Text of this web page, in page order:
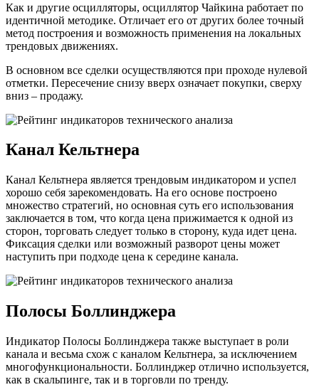
Как и другие осцилляторы, осциллятор Чайкина работает по
идентичной методике. Отличает его от других более точный
метод построения и возможность применения на локальных
трендовых движениях.
В основном все сделки осуществляются при проходе нулевой
отметки. Пересечение снизу вверх означает покупки, сверху
вниз – продажу.
Канал Кельтнера
Канал Кельтнера является трендовым индикатором и успел
хорошо себя зарекомендовать. На его основе построено
множество стратегий, но основная суть его использования
заключается в том, что когда цена прижимается к одной из
сторон, торговать следует только в сторону, куда идет цена.
Фиксация сделки или возможный разворот цены может
наступить при подходе цена к середине канала.
Полосы Боллинджера
Индикатор Полосы Боллинджера также выступает в роли
канала и весьма схож с каналом Кельтнера, за исключением
многофункциональности. Боллинджер отлично используется,
как в скальпинге, так и в торговли по тренду.